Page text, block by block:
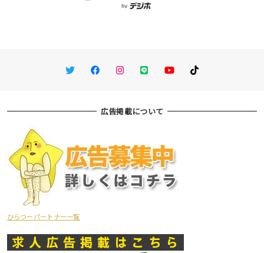
TwitterFacebookInstagram
LINE You TubeTikTok
広告掲載について
ひらつーパートナー一覧